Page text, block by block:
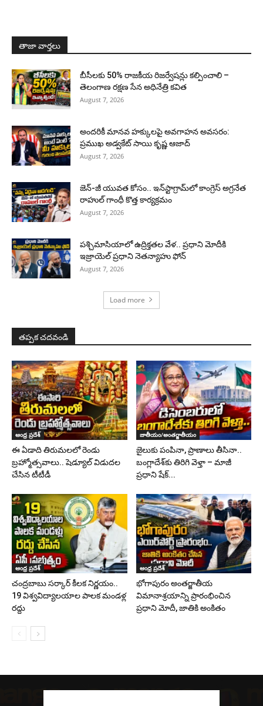
తాజా వార్తలు
బీసీలకు 50% రాజకీయ రిజర్వేషన్లు కల్పించాలి –
తెలంగాణ రక్షణ సేన అధినేత్రి కవిత
August 7, 2026
అందరికీ మానవ హక్కులపై అవగాహన అవసరం:
ప్రముఖ అడ్వకేట్ సాయి కృష్ణ ఆజాద్
August 7, 2026
జెన్-జీ యువత కోసం.. ఇన్‌స్టాగ్రామ్‌లో కాంగ్రెస్ అగ్రనేత
రాహుల్ గాంధీ కొత్త కార్యక్రమం
August 7, 2026
పశ్చిమాసియాలో ఉద్రిక్తతల వేళ.. ప్రధాని మోదీకి
ఇజ్రాయెల్ ప్రధాని నెతన్యాహు ఫోన్
August 7, 2026
Load more
తప్పక చదవండి
ఆంధ్ర ప్రదేశ్
ఈ ఏడాది తిరుమలలో రెండు
బ్రహ్మోత్సవాలు.. షెడ్యూల్ విడుదల
చేసిన టీటీడీ
జాతీయం/అంతర్జాతీయం
జైలుకు పంపినా, ప్రాణాలు తీసినా..
బంగ్లాదేశ్‌కు తిరిగి వెళ్తా – మాజీ
ప్రధాని షేక్...
ఆంధ్ర ప్రదేశ్
చంద్రబాబు సర్కార్ కీలక నిర్ణయం..
19 విశ్వవిద్యాలయాల పాలక మండళ్ల
రద్దు
ఆంధ్ర ప్రదేశ్
భోగాపురం అంతర్జాతీయ
విమానాశ్రయాన్ని ప్రారంభించిన
ప్రధాని మోదీ, జాతికి అంకితం